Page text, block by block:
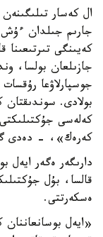
ال كەسار
جارىم جىلدان ءۇش
كەيىنگى
جازىلعان بولسا،
جوسپارلاۋعا
بولادى. سوندىقتان
كەلەسى
كەرەك»، - دەدى
دارىگەر ەگەر ايەل
قالسا، بۇل
ەسكەرتتى.
«ايەل